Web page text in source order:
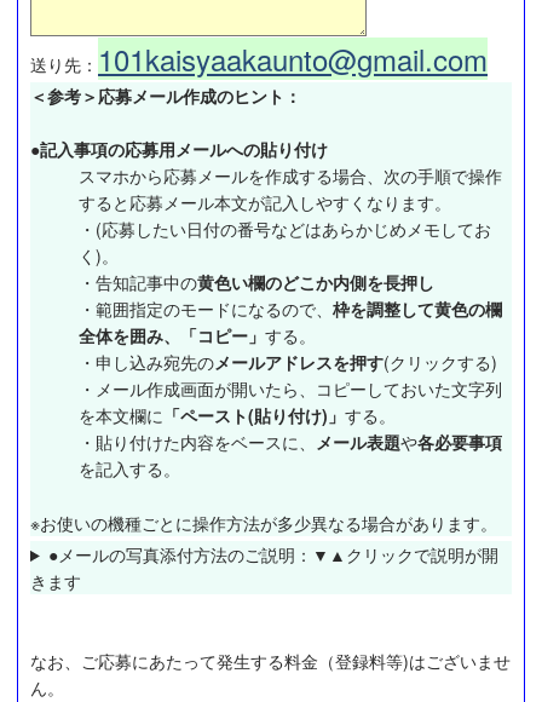
送り先： 101kaisyaakaunto@gmail.com
＜参考＞応募メール作成のヒント：
●記入事項の応募用メールへの貼り付け
スマホから応募メールを作成する場合、次の手順で操作
すると応募メール本文が記入しやすくなります。
・(応募したい日付の番号などはあらかじめメモしてお
く)。
・告知記事中の黄色い欄のどこか内側を長押し
・範囲指定のモードになるので、 枠を調整して黄色の欄
全体を囲み、「コピー」 する。
・申し込み宛先のメールアドレスを押す(クリックする)
・メール作成画面が開いたら、コピーしておいた文字列
を本文欄に 「ペースト(貼り付け)」 する。
・貼り付けた内容をベースに、 メール表題や各必要事項
を記入する。
※お使いの機種ごとに操作方法が多少異なる場合があります。
●メールの写真添付方法のご説明：▼▲クリックで説明が開
きます
なお、ご応募にあたって発生する料金（登録料等)はございませ
ん。